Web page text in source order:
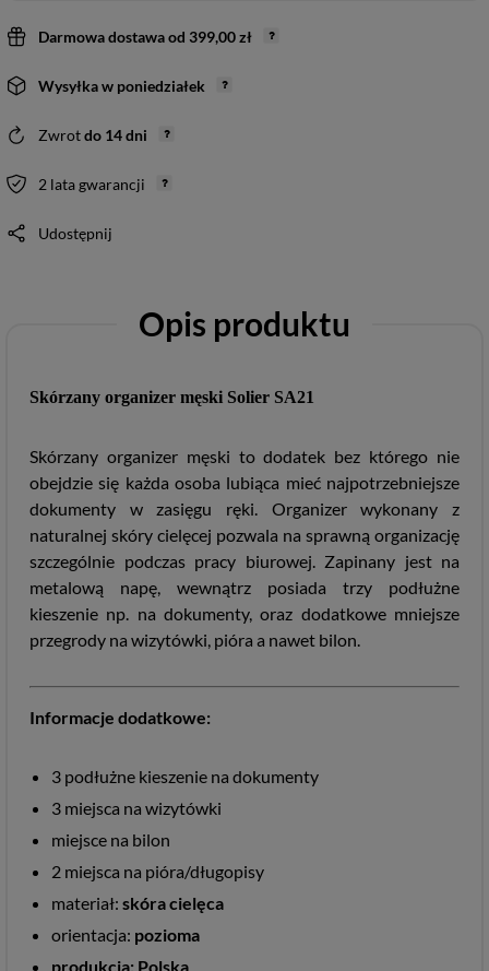
Darmowa dostawaod 399,00 zł
Wysyłkaw poniedziałek
Zwrotdo 14dni
2 lata gwarancji
Udostępnij
Opis produktu
Skórzany organizer męski Solier SA21
Skórzany organizer męski to dodatek bez którego nie
obejdzie się każda osoba lubiąca mieć najpotrzebniejsze
dokumenty w zasięgu ręki. Organizer wykonany z
naturalnej skóry cielęcej pozwala na sprawną organizację
szczególnie podczas pracy biurowej. Zapinany jest na
metalową napę, wewnątrz posiada trzy podłużne
kieszenie np. na dokumenty, oraz dodatkowe mniejsze
przegrody na wizytówki, pióra a nawet bilon.
Informacje dodatkowe:
3 podłużne kieszenie na dokumenty
3 miejsca na wizytówki
miejsce na bilon
2 miejsca na pióra/długopisy
materiał: skóra cielęca
orientacja: pozioma
produkcja: Polska